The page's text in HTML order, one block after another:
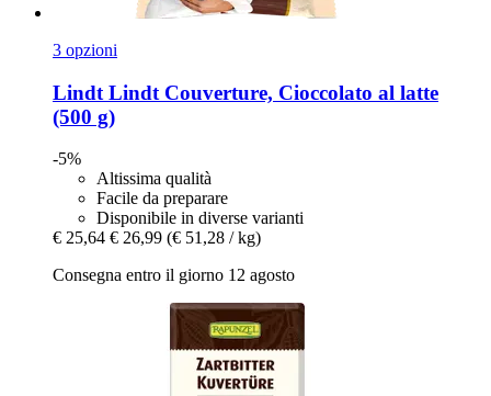
3 opzioni
Lindt Lindt Couverture, Cioccolato al latte
(500 g)
-5%
Altissima qualità
Facile da preparare
Disponibile in diverse varianti
€ 25,64 € 26,99 (€ 51,28 / kg)
Consegna entro il giorno 12 agosto